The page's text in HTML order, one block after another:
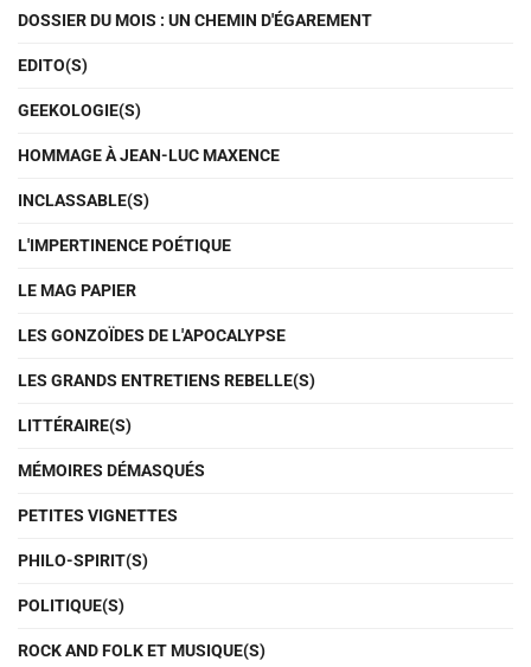
DOSSIER DU MOIS : UN CHEMIN D'ÉGAREMENT
EDITO(S)
GEEKOLOGIE(S)
HOMMAGE À JEAN-LUC MAXENCE
INCLASSABLE(S)
L'IMPERTINENCE POÉTIQUE
LE MAG PAPIER
LES GONZOÏDES DE L'APOCALYPSE
LES GRANDS ENTRETIENS REBELLE(S)
LITTÉRAIRE(S)
MÉMOIRES DÉMASQUÉS
PETITES VIGNETTES
PHILO-SPIRIT(S)
POLITIQUE(S)
ROCK AND FOLK ET MUSIQUE(S)